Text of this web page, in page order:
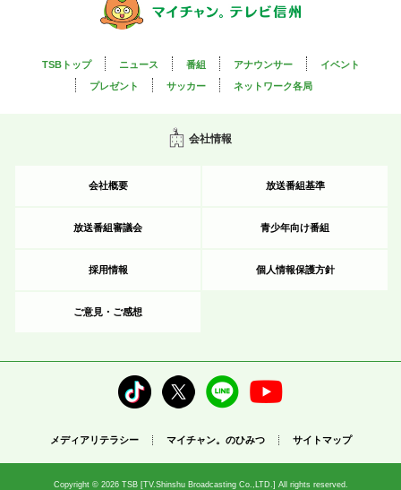
TSBトップ ニュース 番組 アナウンサー
イベント
プレゼント
サッカー ネットワーク各局
会社情報
会社概要 放送番組基準
放送番組審議会 青少年向け番組
採用情報 個人情報保護方針
ご意見・ご感想
メディアリテラシー マイチャン。のひみつ サイトマップ
Copyright © 2026 TSB [TV.Shinshu Broadcasting Co.,LTD.] All rights reserved.